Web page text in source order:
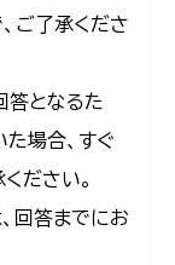
ご了承くださ
答となるた
場合、すぐ
ださい。
回答までにお